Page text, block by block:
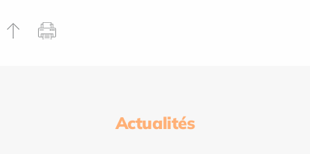
Actualités